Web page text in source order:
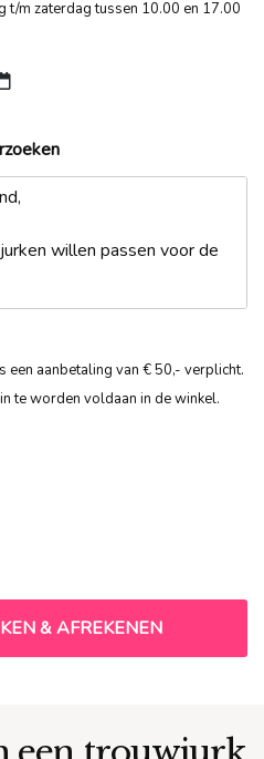
t/m zaterdag tussen 10.00 en 17.00
een aanbetaling van € 50,- verplicht.
te worden voldaan in de winkel.